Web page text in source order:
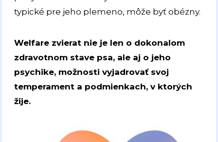
typické pre jeho plemeno, môže byť obézny.
Welfare zvierat nie je len o dokonalom
zdravotnom stave psa, ale aj o jeho
psychike, možnosti vyjadrovať svoj
temperament a podmienkach, v ktorých
žije.